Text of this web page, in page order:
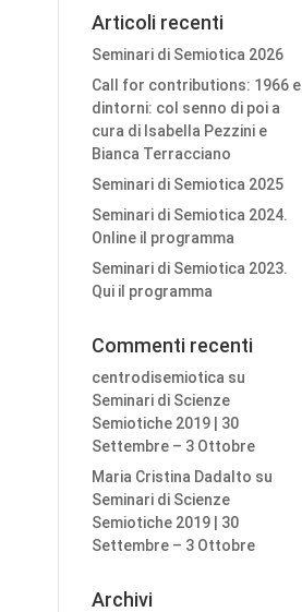
Articoli recenti
Seminari di Semiotica 2026
Call for contributions: 1966 e
dintorni: col senno di poi a
cura di Isabella Pezzini e
Bianca Terracciano
Seminari di Semiotica 2025
Seminari di Semiotica 2024.
Online il programma
Seminari di Semiotica 2023.
Qui il programma
Commenti recenti
centrodisemiotica su
Seminari di Scienze
Semiotiche 2019 | 30
Settembre – 3 Ottobre
Maria Cristina Dadalto su
Seminari di Scienze
Semiotiche 2019 | 30
Settembre – 3 Ottobre
Archivi